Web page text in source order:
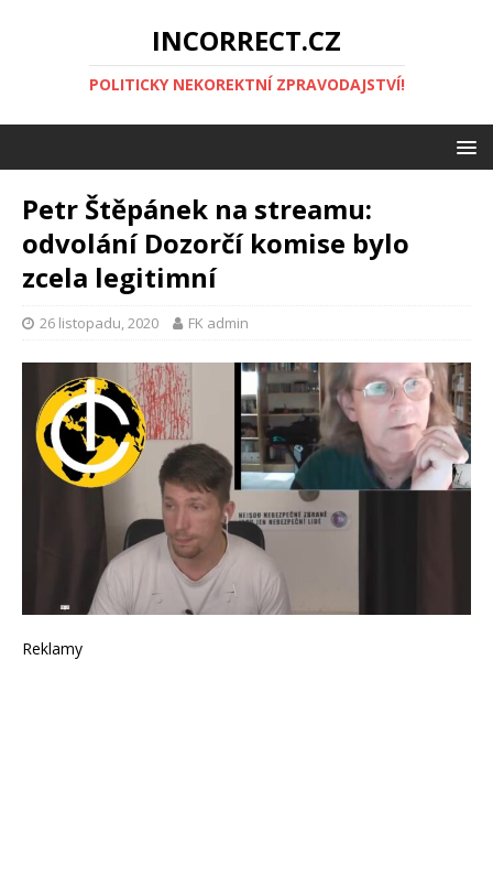
INCORRECT.CZ
POLITICKY NEKOREKTNÍ ZPRAVODAJSTVÍ!
Petr Štěpánek na streamu:
odvolání Dozorčí komise bylo
zcela legitimní
26 listopadu, 2020 FK admin
Reklamy